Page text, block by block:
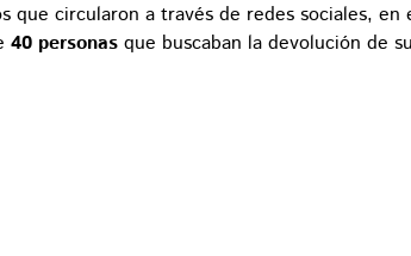
que circularon a través de redes sociales,
40 personas que buscaban la devolución de